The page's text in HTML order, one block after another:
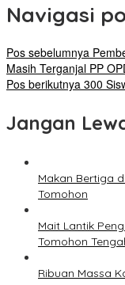
Navigasi
Pos sebelumnya
Masih Terganjal PP
Pos berikutnya 300
Jangan
Makan Bertiga
Tomohon
Mait Lantik
Tomohon
Ribuan Massa